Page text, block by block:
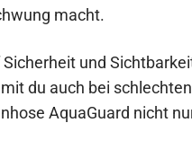
macht.
und
du auch bei
AquaGuard nicht